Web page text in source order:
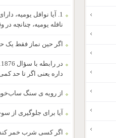
نافله یومیه، چنانچه
اگر حین نماز فقط یک
داره یعنی اگر تا حد
از رویه ی سنگ
آیا برای جلوگیری
اگر کسی شرب خمر کند